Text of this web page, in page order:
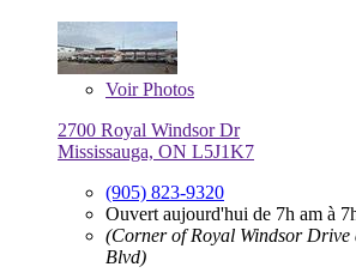
VoirPhotos
2700 Royal Windsor Dr
Mississauga, ON L5J1K7
(905) 823-9320
Ouvert aujourd'hui de 7h am à
(Corner of Royal Windsor Drive
Blvd)